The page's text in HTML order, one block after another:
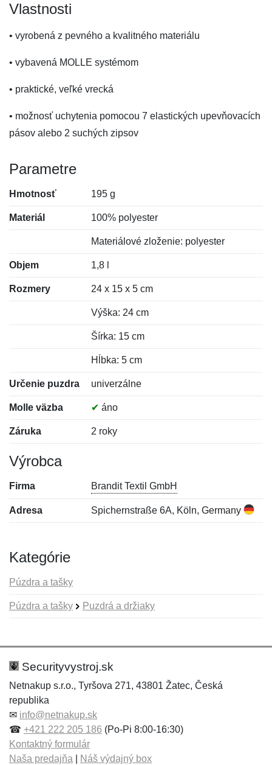
Vlastnosti
• vyrobená z pevného a kvalitného materiálu
• vybavená MOLLE systémom
• praktické, veľké vrecká
• možnosť uchytenia pomocou 7 elastických upevňovacích
pásov alebo 2 suchých zipsov
Parametre
Hmotnosť 195 g
Materiál 100% polyester
Materiálové zloženie: polyester
Objem 1,8 l
Rozmery 24 x 15 x 5 cm
Výška: 24 cm
Šírka: 15 cm
Hĺbka: 5 cm
Určenie puzdra univerzálne
Molle väzba ✔ áno
Záruka 2 roky
Výrobca
Firma Brandit Textil GmbH
Adresa Spichernstraße 6A, Köln, Germany
Kategórie
Púzdra a tašky
Púzdra a tašky Puzdrá a držiaky
Hodnotenie:
Meno:*
Meno:
E-mail:*
Securityvystroj.sk
Netnakup s.r.o., Tyršova 271, 43801 Žatec, Česká
republika
✉ info@netnakup.sk
☎ +421 222 205 186 (Po-Pi 8:00-16:30)
Kontaktný formulár
Naša predajňa
Náš výdajný box